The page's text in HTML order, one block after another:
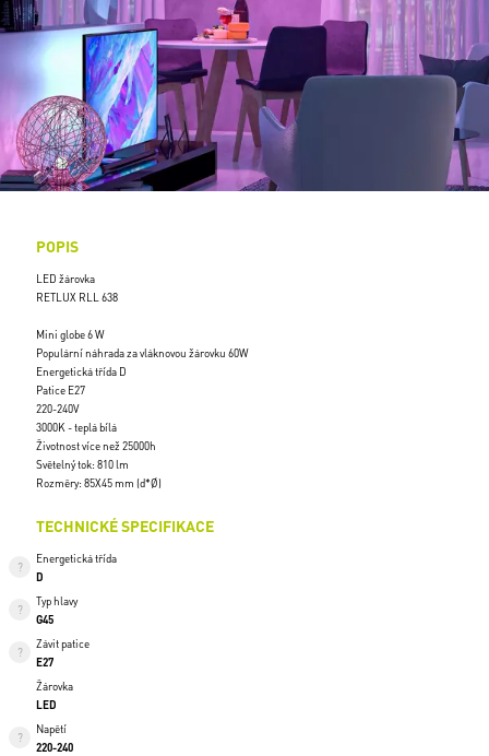
POPIS
LED žárovka
RETLUX RLL 638
Mini globe 6 W
Populární náhrada za vláknovou žárovku 60W
Energetická třída D
Patice E27
220-240V
3000K - teplá bílá
Životnost více než 25000h
Světelný tok: 810 lm
Rozměry: 85X45 mm (d*Ø)
TECHNICKÉ SPECIFIKACE
Energetická třída
D
Typ hlavy
G45
Závit patice
E27
Žárovka
LED
Napětí
220-240